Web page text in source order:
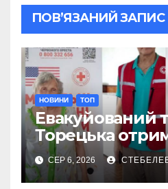
ПОВ’ЯЗАНИЙ ЗАПИС
НОВИНИ ТОП
Евакуйований
Торецька
допомогу від
Хреста
СЕР 6, 2026